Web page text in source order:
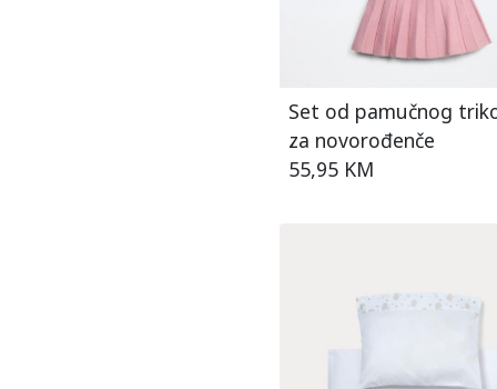
Set od pamučnog
za novorođenče
55,95 KM